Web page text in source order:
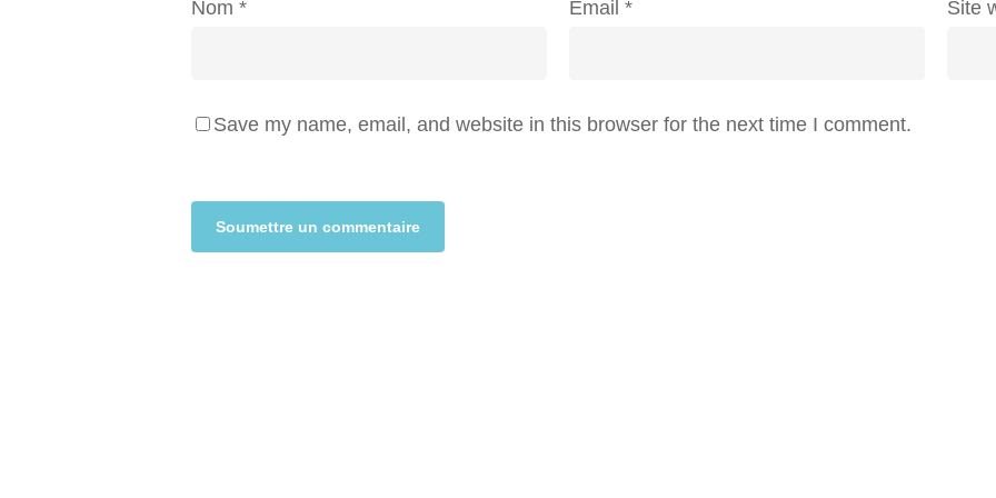
Nom * Email * Site
Save my name, email, and website in this browser for the next time I comment.